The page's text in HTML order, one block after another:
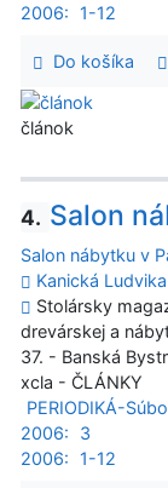
2006:
1-12
Do košíka
článok
4. Salon
Salon nábytku v
Kanická Ludvika
Stolársky
drevárskej a
37. - Banská
xcla - ČLÁNKY
PERIODIKÁ-
2006:
3
2006:
1-12